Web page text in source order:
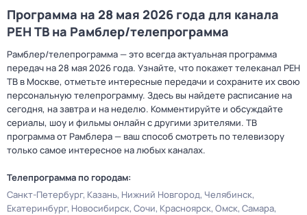
Программа на 28 мая 2026 года для канала
РЕН ТВ на Рамблер/телепрограмма
Рамблер/телепрограмма — это всегда актуальная программа
передач на 28 мая 2026 года. Узнайте, что покажет телеканал РЕН
ТВ в Москве, отметьте интересные передачи и сохраните их свою
персональную телепрограмму. Здесь вы найдете расписание на
сегодня, на завтра и на неделю. Комментируйте и обсуждайте
сериалы, шоу и фильмы онлайн с другими зрителями. ТВ
программа от Рамблера — ваш способ смотреть по телевизору
только самое интересное на любых каналах.
Телепрограмма по городам:
Санкт-Петербург Казань Нижний Новгород Челябинск
Екатеринбург Новосибирск Сочи Красноярск Омск Самара